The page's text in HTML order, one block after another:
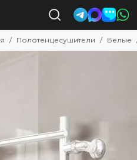
Полотенцесушители Белые